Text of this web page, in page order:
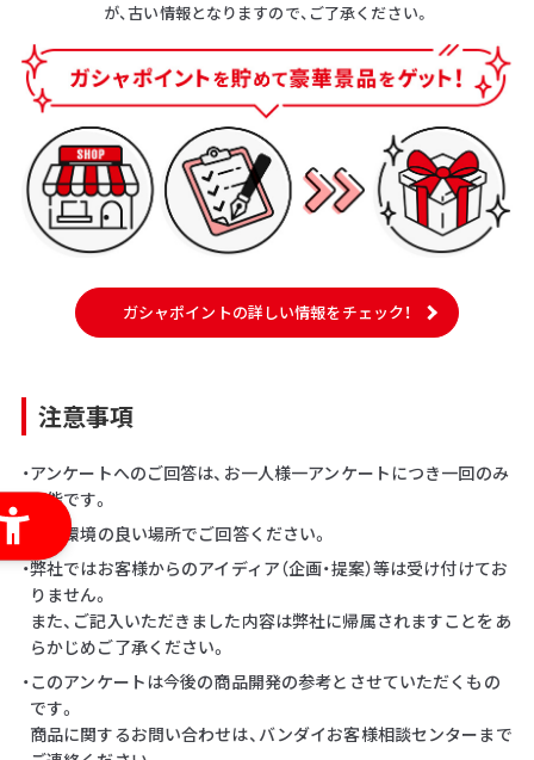
が、古い情報となりますので、ご了承ください。
ガシャポイントの詳しい情報をチェック！
注意事項
・アンケートへのご回答は、お一人様一アンケートにつき一回のみ
可能です。
・通信環境の良い場所でご回答ください。
・弊社ではお客様からのアイディア（企画・提案）等は受け付けてお
りません。
また、ご記入いただきました内容は弊社に帰属されますことをあ
らかじめご了承ください。
・このアンケートは今後の商品開発の参考とさせていただくもの
です。
商品に関するお問い合わせは、バンダイお客様相談センターまで